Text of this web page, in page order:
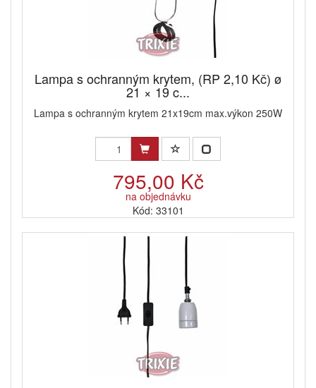
Lampa s ochranným krytem, (RP 2,10 Kč) ø
21 × 19 c...
Lampa s ochranným krytem 21x19cm max.výkon 250W
795,00 Kč
na objednávku
Kód: 33101